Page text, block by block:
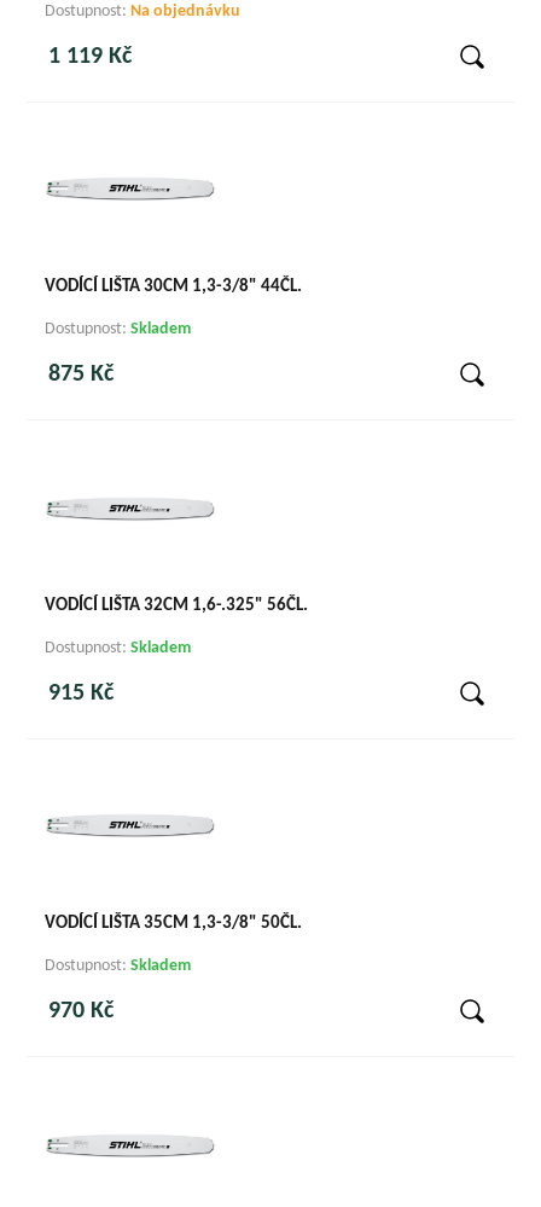
Dostupnost: Na objednávku
1 119 Kč
VODÍCÍ LIŠTA 30CM 1,3-3/8" 44ČL.
Dostupnost:Skladem
875 Kč
VODÍCÍ LIŠTA 32CM 1,6-.325" 56ČL.
Dostupnost:Skladem
915 Kč
VODÍCÍ LIŠTA 35CM 1,3-3/8" 50ČL.
Dostupnost:Skladem
970 Kč